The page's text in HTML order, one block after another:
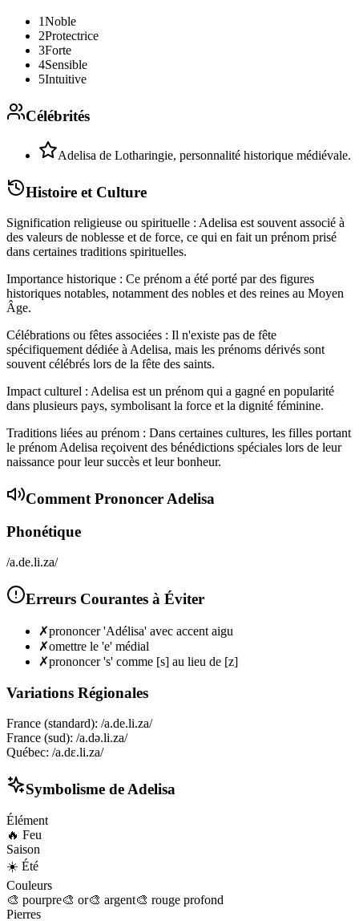
1Noble
2Protectrice
3Forte
4Sensible
5Intuitive
Célébrités
Adelisa de Lotharingie, personnalité historique médiévale.
Histoire et Culture
Signification religieuse ou spirituelle : Adelisa est souvent associé à
des valeurs de noblesse et de force, ce qui en fait un prénom prisé
dans certaines traditions spirituelles.
Importance historique : Ce prénom a été porté par des figures
historiques notables, notamment des nobles et des reines au Moyen
Âge.
Célébrations ou fêtes associées : Il n'existe pas de fête
spécifiquement dédiée à Adelisa, mais les prénoms dérivés sont
souvent célébrés lors de la fête des saints.
Impact culturel : Adelisa est un prénom qui a gagné en popularité
dans plusieurs pays, symbolisant la force et la dignité féminine.
Traditions liées au prénom : Dans certaines cultures, les filles portant
le prénom Adelisa reçoivent des bénédictions spéciales lors de leur
naissance pour leur succès et leur bonheur.
Comment Prononcer Adelisa
Phonétique
/a.de.li.za/
Erreurs Courantes à Éviter
✗prononcer 'Adélisa' avec accent aigu
✗omettre le 'e' médial
✗prononcer 's' comme [s] au lieu de [z]
Variations Régionales
France (standard): /a.de.li.za/
France (sud): /a.də.li.za/
Québec: /a.dɛ.li.za/
Symbolisme de Adelisa
Élément
🔥 Feu
Saison
☀️ Été
Couleurs
🎨 pourpre🎨 or🎨 argent🎨 rouge profond
Pierres